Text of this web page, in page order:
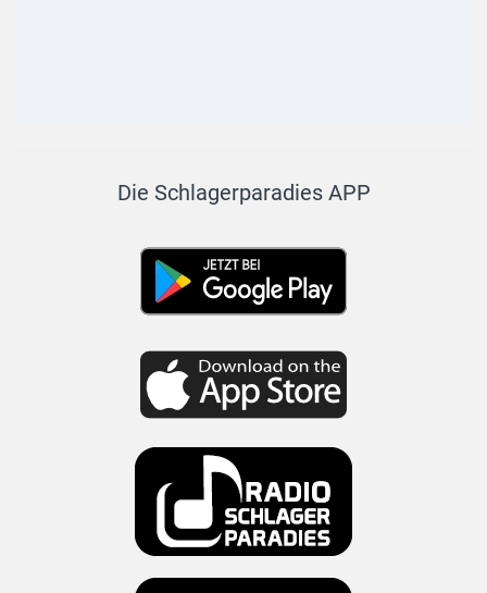
Die Schlagerparadies APP